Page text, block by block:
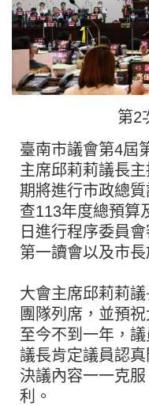
第2
臺南市議會第4屆
主席邱莉莉議長
期將進行市政總
查113年度總預算
日進行程序委員
第一讀會以及市
大會主席邱莉莉
團隊列席，並預
至今不到一年，
議長肯定議員認
決議內容一一克
利。